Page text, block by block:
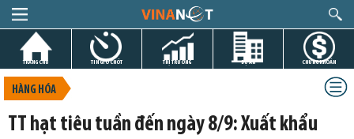
TRANG CHỦ TIN GIỜ CHÓT THỊ TRƯỜNG DỰ ÁN CHỨNG KHOÁN
HÀNG HÓA
TT hạt tiêu tuần đến ngày 8/9: Xuất khẩu